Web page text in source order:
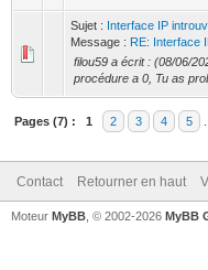
Sujet : Interface IP
Message : RE: Interface
filou59 a écrit : (08/06/
procédure a 0, Tu as
Pages (7) : 1 2 3 4 5
Contact Retourner en haut
Moteur MyBB , © 2002-2026 MyBB